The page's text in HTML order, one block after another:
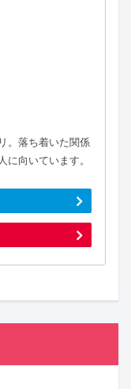
。落ち着いた関係
に向いています。